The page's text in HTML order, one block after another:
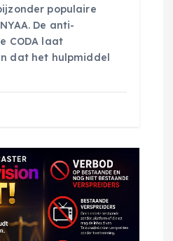
populaire
De anti-
CODA laat
dat het hulpmiddel